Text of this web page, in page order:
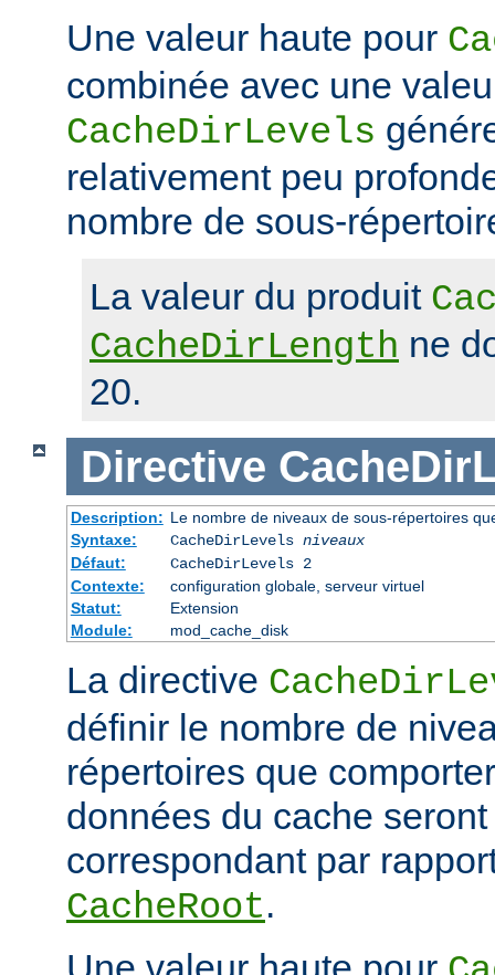
Une valeur haute pour
combinée avec une
CacheDirLevels
relativement peu
nombre de sous-
La valeur du produit
CacheDirLength ne
20.
Directive
Description: Le nombre de niveaux de sous-répertoires
Syntaxe:
CacheDirLevels niveaux
Défaut:
CacheDirLevels 2
Contexte:
configuration globale, serveur virtuel
Statut:
Extension
Module:
mod_cache_disk
La directive
définir le nombre de
répertoires que
données du cache
correspondant par
CacheRoot.